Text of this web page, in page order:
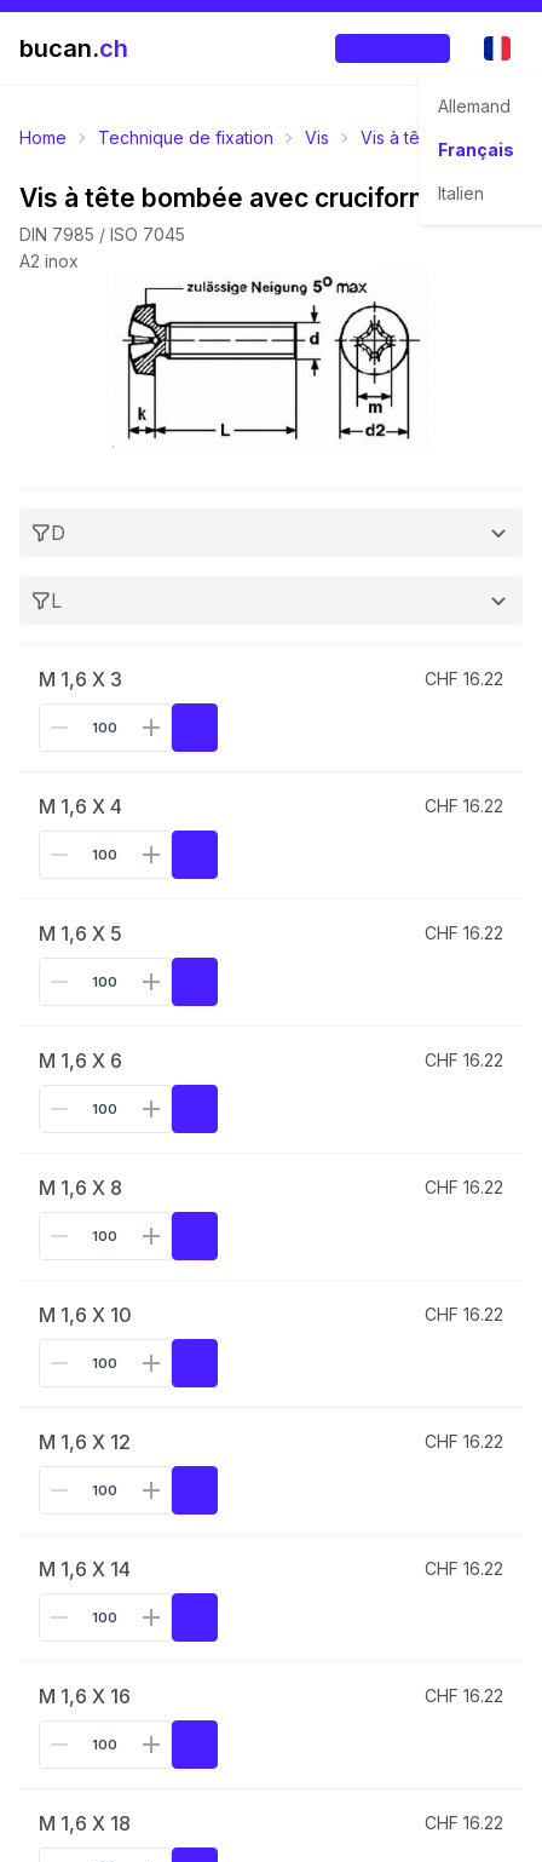
bucan.ch
Allemand
Français
Italien
Home Technique de fixation Vis Vis à tête bombée
Vis à tête bombée avec cruciforme
DIN 7985 / ISO 7045
A2 inox
D
L
M 1,6 X 3 CHF 16.22
M 1,6 X 4 CHF 16.22
M 1,6 X 5 CHF 16.22
M 1,6 X 6 CHF 16.22
M 1,6 X 8 CHF 16.22
M 1,6 X 10 CHF 16.22
M 1,6 X 12 CHF 16.22
M 1,6 X 14 CHF 16.22
M 1,6 X 16 CHF 16.22
M 1,6 X 18 CHF 16.22